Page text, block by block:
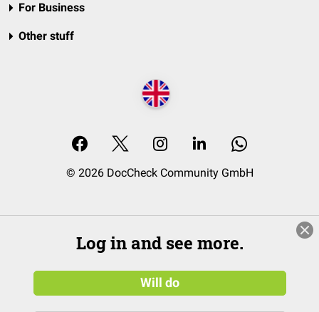
For Business
Other stuff
© 2026 DocCheck Community GmbH
Log in and see more.
Will do